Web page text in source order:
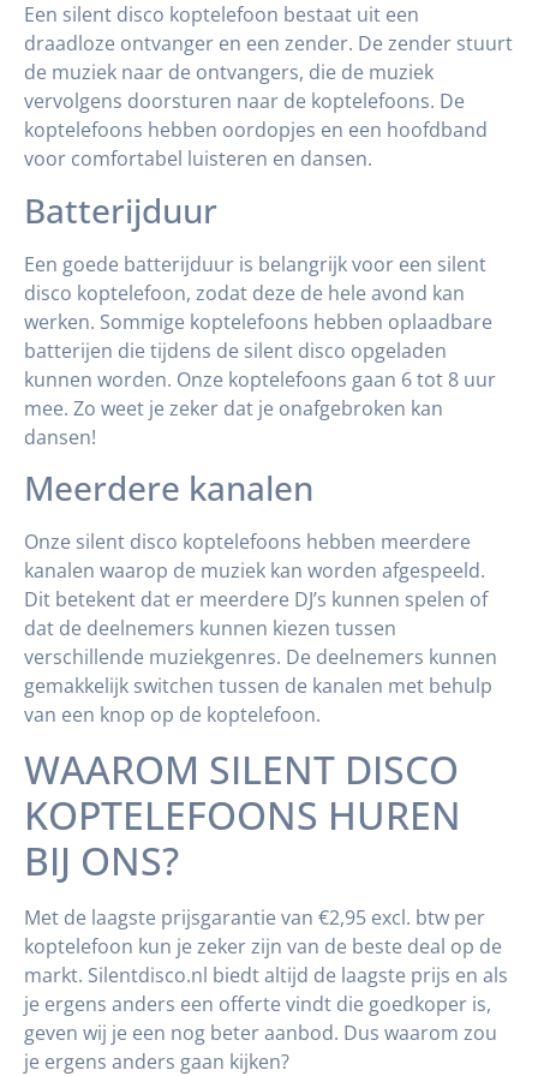
Een silent disco koptelefoon bestaat uit een
draadloze ontvanger en een zender. De zender stuurt
de muziek naar de ontvangers, die de muziek
vervolgens doorsturen naar de koptelefoons. De
koptelefoons hebben oordopjes en een hoofdband
voor comfortabel luisteren en dansen.
Batterijduur
Een goede batterijduur is belangrijk voor een silent
disco koptelefoon, zodat deze de hele avond kan
werken. Sommige koptelefoons hebben oplaadbare
batterijen die tijdens de silent disco opgeladen
kunnen worden. Onze koptelefoons gaan 6 tot 8 uur
mee. Zo weet je zeker dat je onafgebroken kan
dansen!
Meerdere kanalen
Onze silent disco koptelefoons hebben meerdere
kanalen waarop de muziek kan worden afgespeeld.
Dit betekent dat er meerdere DJ’s kunnen spelen of
dat de deelnemers kunnen kiezen tussen
verschillende muziekgenres. De deelnemers kunnen
gemakkelijk switchen tussen de kanalen met behulp
van een knop op de koptelefoon.
WAAROM SILENT DISCO
KOPTELEFOONS HUREN
BIJ ONS?
Met de laagste prijsgarantie van €2,95 excl. btw per
koptelefoon kun je zeker zijn van de beste deal op de
markt. Silentdisco.nl biedt altijd de laagste prijs en als
je ergens anders een offerte vindt die goedkoper is,
geven wij je een nog beter aanbod. Dus waarom zou
je ergens anders gaan kijken?